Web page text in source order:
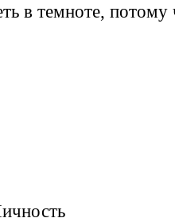
в темноте, потому